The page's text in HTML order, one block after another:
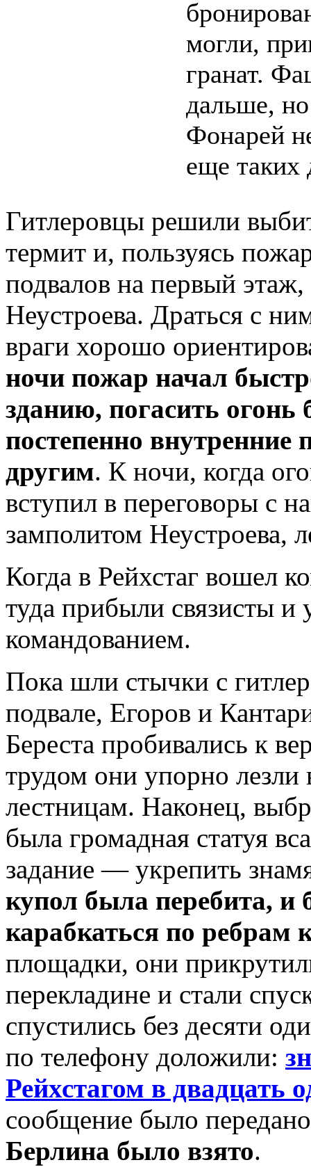
могли,
гранат.
дальше,
Фонарей
еще таких
Гитлеровцы решили
термит и, пользуясь
подвалов на первый
Неустроева. Драться с
враги хорошо
ночи пожар начал
зданию, погасить
постепенно
другим. К ночи, когда
вступил в переговоры с
замполитом Неустроева,
Когда в Рейхстаг вошел
туда прибыли связисты и
командованием.
Пока шли стычки с
подвале, Егоров и
Береста пробивались к
трудом они упорно
лестницам. Наконец,
была громадная статуя
задание — укрепить
купол была перебита,
карабкаться по ребрам
площадки, они
перекладине и стали
спустились без десяти
по телефону доложили:
Рейхстагом в двадцать
сообщение было
Берлина было взято.